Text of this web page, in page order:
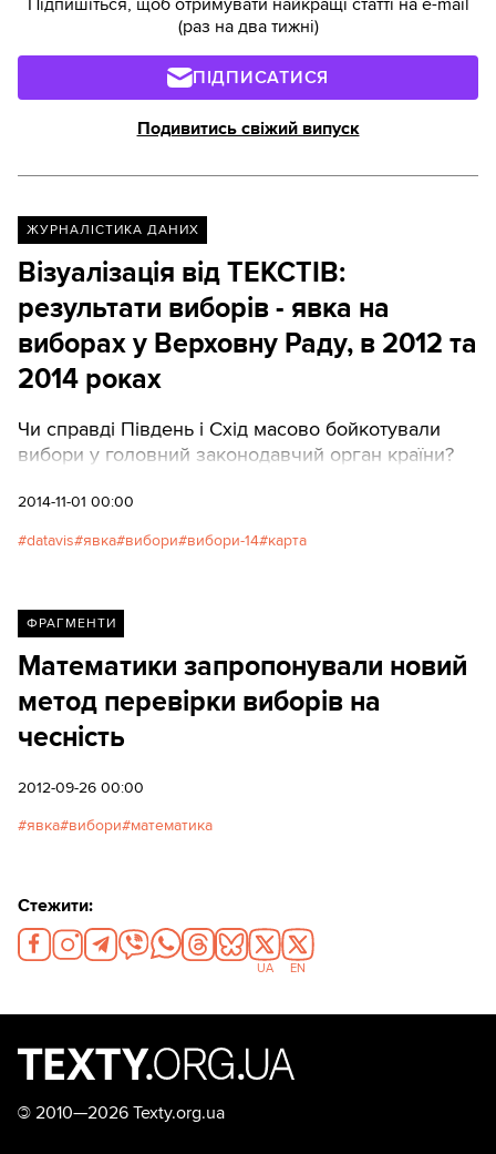
(раз на два тижні)
ПІДПИСАТИСЯ
Подивитись свіжий випуск
ЖУРНАЛІСТИКА ДАНИХ
Візуалізація від ТЕКСТІВ:
результати виборів - явка на
виборах у Верховну Раду, в 2012 та
2014 роках
Чи справді Південь і Схід масово бойкотували
вибори у головний законодавчий орган країни?
2014-11-01 00:00
datavis явка вибори вибори-14 карта
ФРАГМЕНТИ
Математики запропонували новий
метод перевірки виборів на
чесність
2012-09-26 00:00
явка вибори математика
Стежити:
UA EN
© 2010—2026 Texty.org.ua